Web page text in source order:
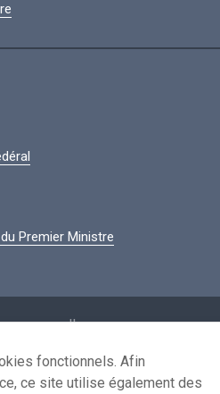
Premier Ministre
personnelles
de réutilisation
nous
fonctionnels. Afin
ce site utilise également des